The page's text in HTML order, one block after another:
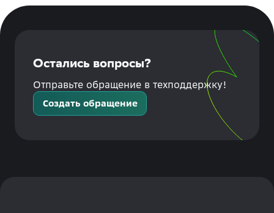
Остались вопросы?
Отправьте обращение в техподдержку!
Создать обращение